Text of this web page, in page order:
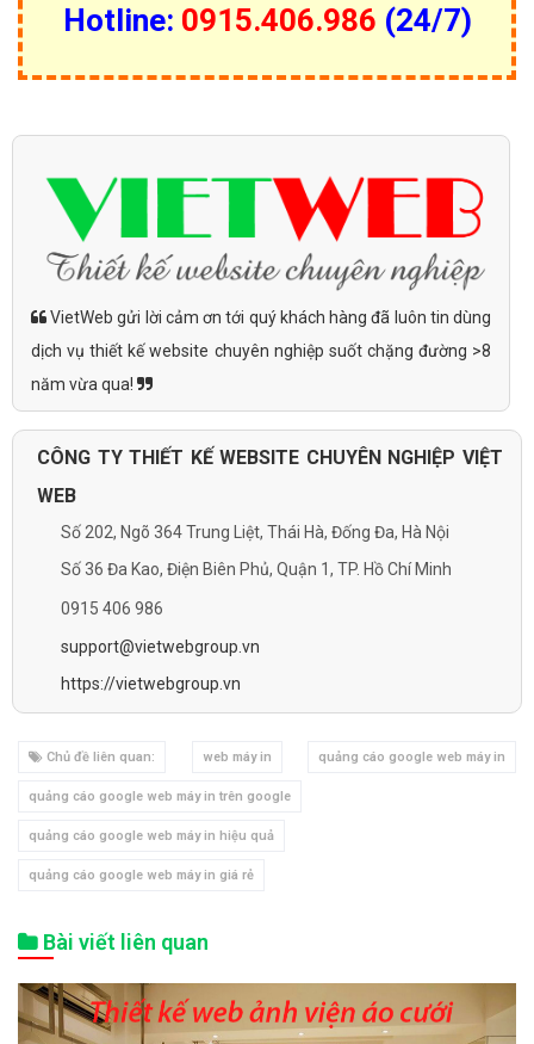
Hotline: 0915.406.986 (24/7)
VietWeb gửi lời cảm ơn tới quý khách hàng đã luôn tin dùng
dịch vụ thiết kế website chuyên nghiệp suốt chặng đường >8
năm vừa qua!
CÔNG TY THIẾT KẾ WEBSITE CHUYÊN NGHIỆP VIỆT
WEB
Số 202, Ngõ 364 Trung Liệt, Thái Hà, Đống Đa, Hà Nội
Số 36 Đa Kao, Điện Biên Phủ, Quận 1, TP. Hồ Chí Minh
0915 406 986
support@vietwebgroup.vn
https://vietwebgroup.vn
Chủ đề liên quan: web máy in quảng cáo google web máy in
quảng cáo google web máy in trên google
quảng cáo google web máy in hiệu quả
quảng cáo google web máy in giá rẻ
Bài viết liên quan